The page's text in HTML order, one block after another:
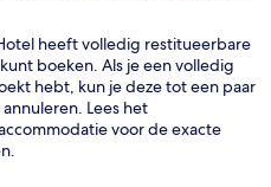
heeft volledig restitueerbare
boeken. Als je een volledig
hebt, kun je deze tot een paar
Lees het
voor de exacte